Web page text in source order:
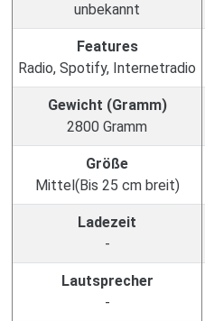
unbekannt
Features
Radio, Spotify, Internetradio
Gewicht (Gramm)
2800 Gramm
Größe
Mittel(Bis 25 cm breit)
Ladezeit
-
Lautsprecher
-